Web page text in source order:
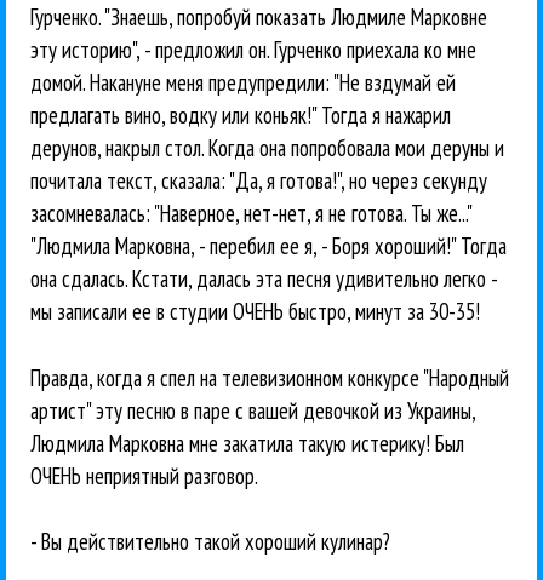
Гурченко. "Знаешь, попробуй показать Людмиле Марковне
эту историю", - предложил он. Гурченко приехала ко мне
домой. Накануне меня предупредили: "Не вздумай ей
предлагать вино, водку или коньяк!" Тогда я нажарил
дерунов, накрыл стол. Когда она попробовала мои деруны и
почитала текст, сказала: "Да, я готова!", но через секунду
засомневалась: "Наверное, нет-нет, я не готова. Ты же..."
"Людмила Марковна, - перебил ее я, - Боря хороший!" Тогда
она сдалась. Кстати, далась эта песня удивительно легко -
мы записали ее в студии ОЧЕНЬ быстро, минут за 30-35!
Правда, когда я спел на телевизионном конкурсе "Народный
артист" эту песню в паре с вашей девочкой из Украины,
Людмила Марковна мне закатила такую истерику! Был
ОЧЕНЬ неприятный разговор.
- Вы действительно такой хороший кулинар?